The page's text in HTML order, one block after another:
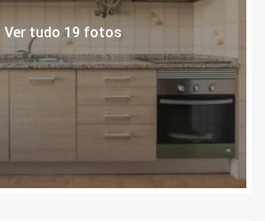
Ver tudo 19 fotos